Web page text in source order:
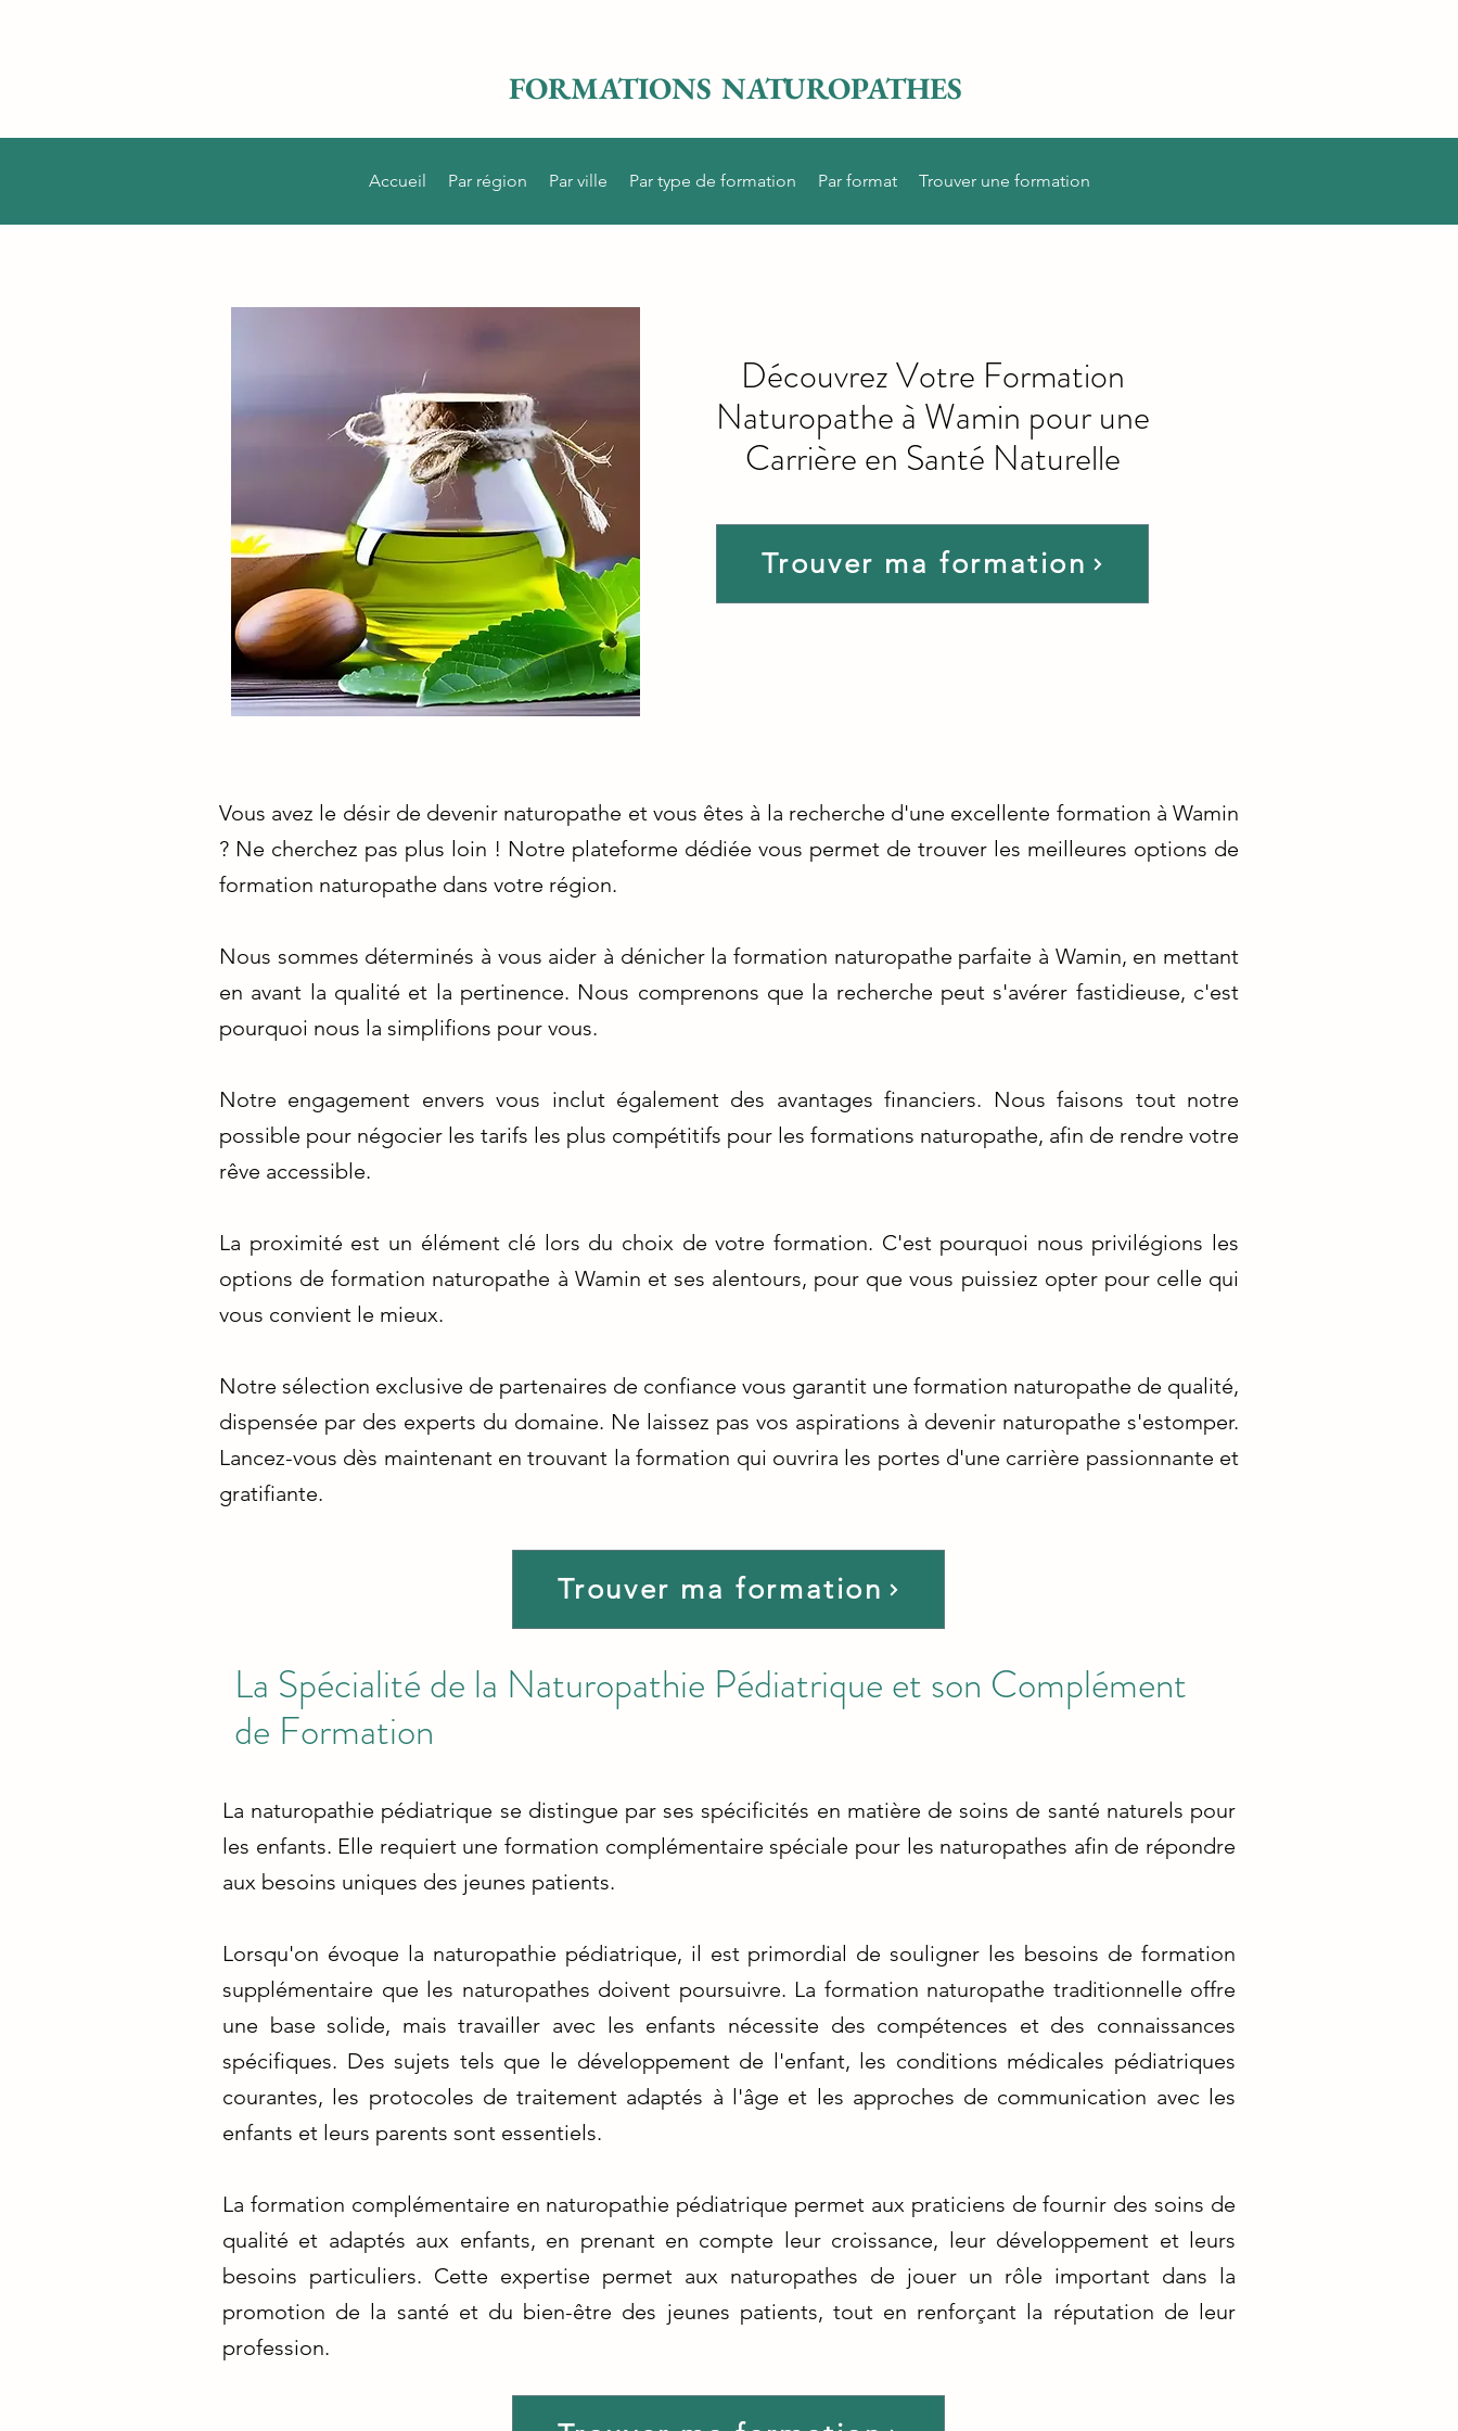
FORMATIONS NATUROPATHES
Accueil Par région Par ville Par type de formation Par format Trouver une formation
Trouver ma formation
Découvrez Votre Formation
Naturopathe à Wamin pour une
Carrière en Santé Naturelle
Vous avez le désir de devenir naturopathe et vous êtes à la recherche d'une excellente formation à Wamin
? Ne cherchez pas plus loin ! Notre plateforme dédiée vous permet de trouver les meilleures options de
formation naturopathe dans votre région.
Nous sommes déterminés à vous aider à dénicher la formation naturopathe parfaite à Wamin, en mettant
en avant la qualité et la pertinence. Nous comprenons que la recherche peut s'avérer fastidieuse, c'est
pourquoi nous la simplifions pour vous.
Notre engagement envers vous inclut également des avantages financiers. Nous faisons tout notre
possible pour négocier les tarifs les plus compétitifs pour les formations naturopathe, afin de rendre votre
rêve accessible.
La proximité est un élément clé lors du choix de votre formation. C'est pourquoi nous privilégions les
options de formation naturopathe à Wamin et ses alentours, pour que vous puissiez opter pour celle qui
vous convient le mieux.
Notre sélection exclusive de partenaires de confiance vous garantit une formation naturopathe de qualité,
dispensée par des experts du domaine. Ne laissez pas vos aspirations à devenir naturopathe s'estomper.
Lancez-vous dès maintenant en trouvant la formation qui ouvrira les portes d'une carrière passionnante et
gratifiante.
Trouver ma formation
La Spécialité de la Naturopathie Pédiatrique et son Complément
de Formation
La naturopathie pédiatrique se distingue par ses spécificités en matière de soins de santé naturels pour
les enfants. Elle requiert une formation complémentaire spéciale pour les naturopathes afin de répondre
aux besoins uniques des jeunes patients.
Lorsqu'on évoque la naturopathie pédiatrique, il est primordial de souligner les besoins de formation
supplémentaire que les naturopathes doivent poursuivre. La formation naturopathe traditionnelle offre
une base solide, mais travailler avec les enfants nécessite des compétences et des connaissances
spécifiques. Des sujets tels que le développement de l'enfant, les conditions médicales pédiatriques
courantes, les protocoles de traitement adaptés à l'âge et les approches de communication avec les
enfants et leurs parents sont essentiels.
La formation complémentaire en naturopathie pédiatrique permet aux praticiens de fournir des soins de
qualité et adaptés aux enfants, en prenant en compte leur croissance, leur développement et leurs
besoins particuliers. Cette expertise permet aux naturopathes de jouer un rôle important dans la
promotion de la santé et du bien-être des jeunes patients, tout en renforçant la réputation de leur
profession.